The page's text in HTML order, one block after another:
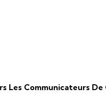
Les Communicateurs De